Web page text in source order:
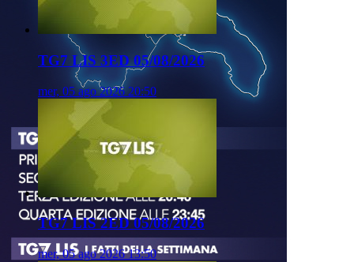
TG7 LIS 3ED 05/08/2026
mer, 05 ago 2026 20:50
TG7 LIS 2ED 05/08/2026
mer, 05 ago 2026 13:50